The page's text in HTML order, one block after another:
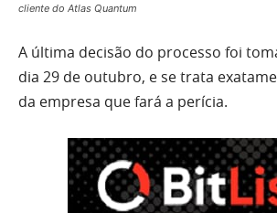
cliente do Atlas Quantum
A última decisão do processo foi
dia 29 de outubro, e se trata
da empresa que fará a perícia.